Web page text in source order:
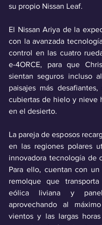
su propio Nissan Leaf.
El Nissan Ariya de la
con la avanzada
control en las cuatro
e-4ORCE, para que
sientan seguros incluso
paisajes más desafiantes,
cubiertas de hielo y nieve
en el desierto.
La pareja de esposos
en las regiones polares
innovadora tecnología de
Para ello, cuentan con
remolque que
eólica liviana y
aprovechando al
vientos y las largas